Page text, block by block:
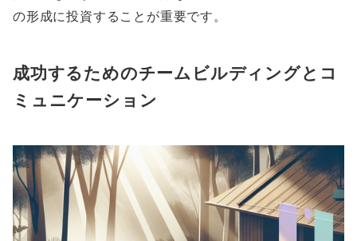
の形成に投資することが重要です。
成功するためのチームビルディングとコ
ミュニケーション